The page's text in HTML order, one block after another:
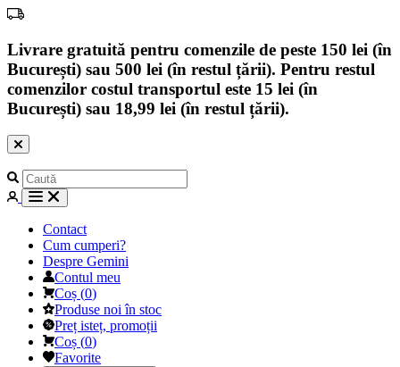
Livrare gratuită pentru comenzile de peste 150 lei (în
București) sau 500 lei (în restul țării). Pentru restul
comenzilor costul transportul este 15 lei (în
București) sau 18,99 lei (în restul țării).
Contact
Cum cumperi?
Despre Gemini
Contul meu
Coș (0)
Produse noi în stoc
Preț isteț, promoții
Coș (0)
Favorite